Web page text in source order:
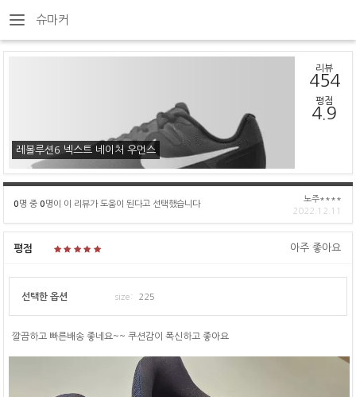
슈마커
레볼루션6 넥스트 네이처 우먼스
리뷰
454
평점
4.9
0명 중 0명이 이 리뷰가 도움이 된다고 선택했습니다
노주****
2022.12.11
평점 아주 좋아요
선택한 옵션 size: 225
깔끔하고 빠른배송 좋네요~~ 쿠션감이 폭신하고 좋아요